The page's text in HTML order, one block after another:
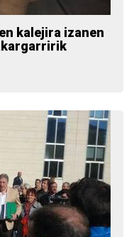
kalejira izanen